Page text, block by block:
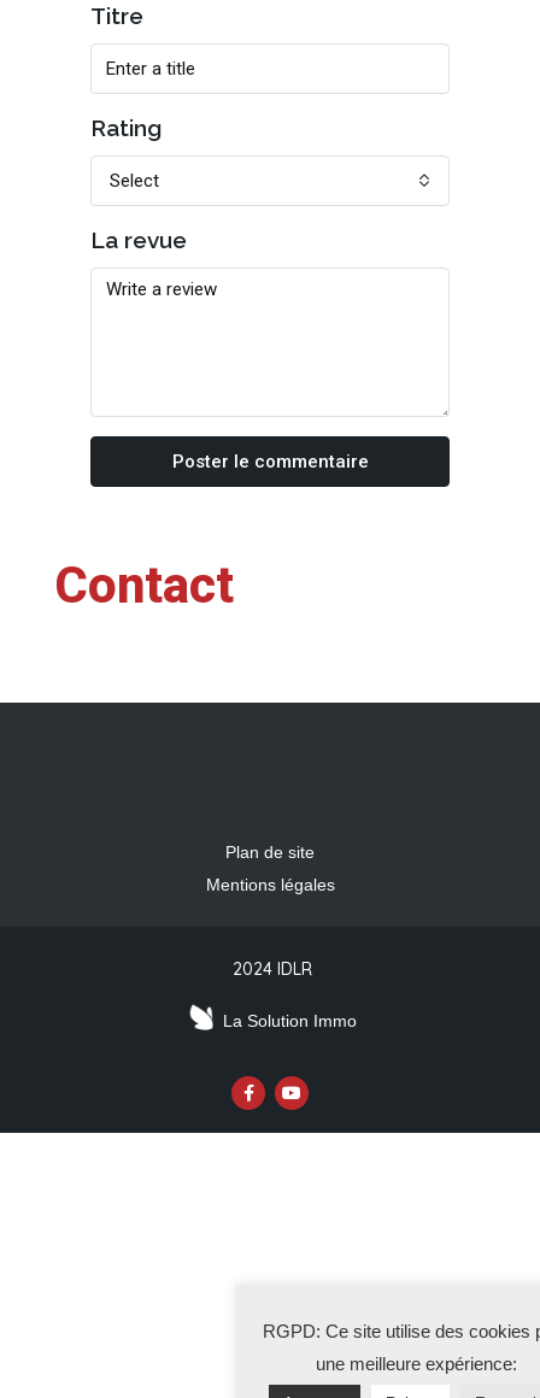
Titre
Rating
Select
La revue
Poster le commentaire
Contact
Plan de site
Mentions légales
2024 IDLR
La Solution Immo
RGPD: Ce site utilise des cookies
une meilleure expérience: